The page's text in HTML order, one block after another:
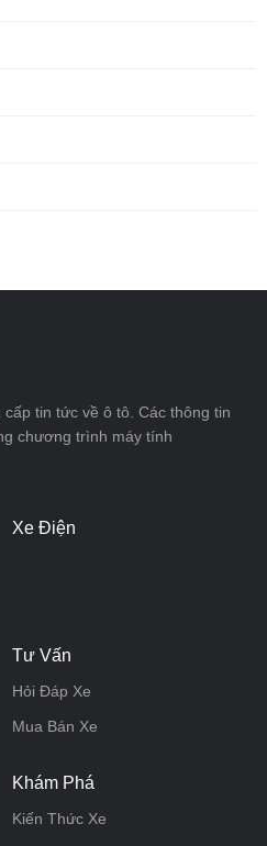
cấp tin tức về ô tô. Các thông tin
chương trình máy tính
Xe Điện
Tư Vấn
Hỏi Đáp Xe
Mua Bán Xe
Khám Phá
Kiến Thức Xe